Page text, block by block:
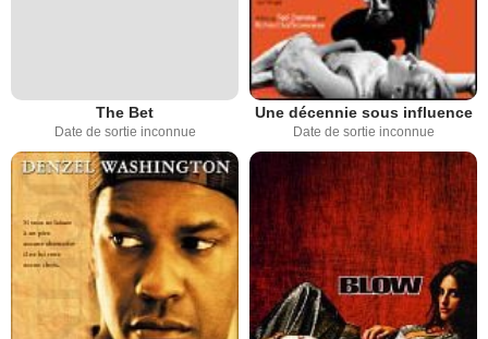
The Bet
Date de sortie inconnue
Une décennie sous influence
Date de sortie inconnue